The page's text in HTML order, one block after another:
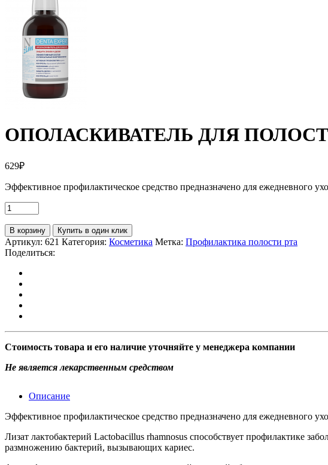
ОПОЛАСКИВАТЕЛЬ ДЛЯ ПОЛОСТИ
629₽
Эффективное профилактическое средство предназначено для ежедневного
В корзину Купить в один клик
Артикул: 621 Категория: Косметика Метка: Профилактика полости рта
Поделиться:
Стоимость товара и его наличие уточняйте у менеджера компании
Не является лекарственным средством
Описание
Эффективное профилактическое средство предназначено для ежедневного
Лизат лактобактерий Lactobacillus rhamnosus способствует профилактике
размножению бактерий, вызывающих кариес.